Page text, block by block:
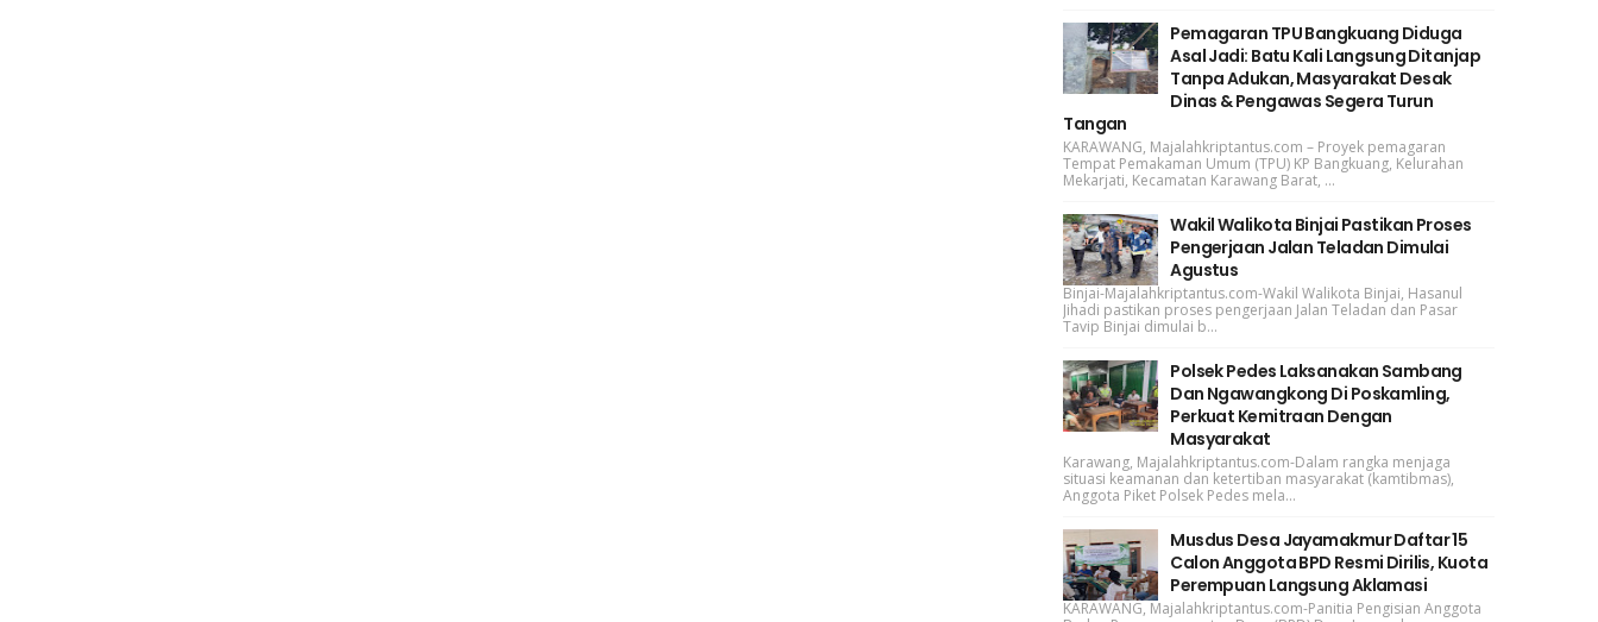
Pemagaran TPU Bangkuang Diduga
Asal Jadi: Batu Kali Langsung Ditanjap
Tanpa Adukan, Masyarakat Desak
Dinas & Pengawas Segera Turun
Tangan
KARAWANG, Majalahkriptantus.com – Proyek pemagaran
Tempat Pemakaman Umum (TPU) KP Bangkuang, Kelurahan
Mekarjati, Kecamatan Karawang Barat, ...
Wakil Walikota Binjai Pastikan Proses
Pengerjaan Jalan Teladan Dimulai
Agustus
Binjai-Majalahkriptantus.com-Wakil Walikota Binjai, Hasanul
Jihadi pastikan proses pengerjaan Jalan Teladan dan Pasar
Tavip Binjai dimulai b...
Polsek Pedes Laksanakan Sambang
Dan Ngawangkong Di Poskamling,
Perkuat Kemitraan Dengan
Masyarakat
Karawang, Majalahkriptantus.com-Dalam rangka menjaga
situasi keamanan dan ketertiban masyarakat (kamtibmas),
Anggota Piket Polsek Pedes mela...
Musdus Desa Jayamakmur Daftar 15
Calon Anggota BPD Resmi Dirilis, Kuota
Perempuan Langsung Aklamasi
KARAWANG, Majalahkriptantus.com-Panitia Pengisian Anggota